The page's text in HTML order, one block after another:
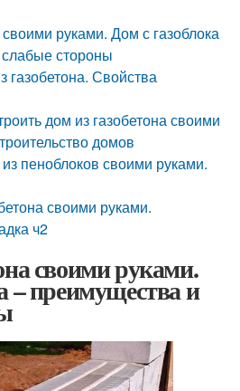
руками. Дом с газоблока
стороны
газобетона. Свойства
дом из газобетона своими
домов
пеноблоков своими руками.
своими руками.
ч2
своими руками.
– преимущества и